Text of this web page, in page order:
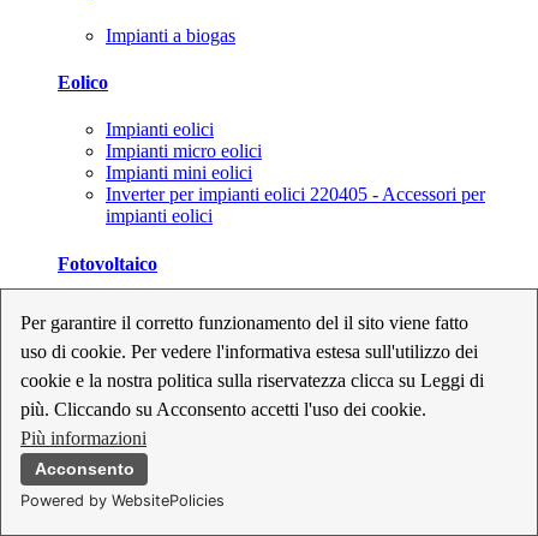
Per garantire il corretto funzionamento del il sito viene fatto
uso di cookie. Per vedere l'informativa estesa sull'utilizzo dei
cookie e la nostra politica sulla riservatezza clicca su Leggi di
più. Cliccando su Acconsento accetti l'uso dei cookie.
Più informazioni
Acconsento
Powered by WebsitePolicies
Impianti a biogas
Eolico
Impianti eolici
Impianti micro eolici
Impianti mini eolici
Inverter per impianti eolici 220405 - Accessori per
impianti eolici
Fotovoltaico
Inverter per impianti fotovoltaici
Kit per impianti fotovoltaici
Moduli fotovoltaici
Sistemi di monitoraggio per impianti fotovoltaici
Strumenti di collaudo e configurazione per impianti
fotovoltaici
Supporti per impianti fotovoltaici
Geotermia